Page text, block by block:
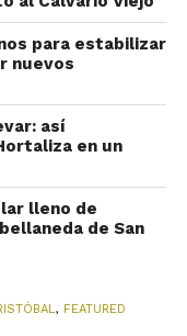
para estabilizar
nuevos
así
en un
lleno de
de San
, FEATURED